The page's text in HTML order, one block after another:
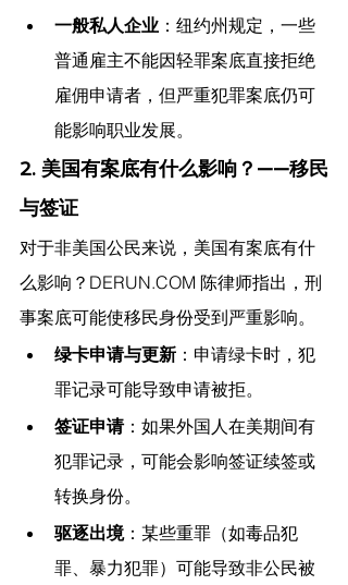
一般私人企业 ：纽约州规定，一些
普通雇主不能因轻罪案底直接拒绝
雇佣申请者，但严重犯罪案底仍可
能影响职业发展。
2. 美国有案底有什么影响？——移民
与签证
对于非美国公民来说，美国有案底有什
么影响？ DERUN.COM 陈律师指出，刑
事案底可能使移民身份受到严重影响。
绿卡申请与更新 ：申请绿卡时，犯
罪记录可能导致申请被拒。
签证申请：如果外国人在美期间有
犯罪记录，可能会影响签证续签或
转换身份。
驱逐出境：某些重罪（如毒品犯
罪、暴力犯罪）可能导致非公民被